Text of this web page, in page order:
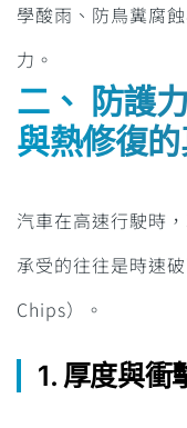
學酸雨、防鳥糞腐
力。
二、 防護
與熱修復的
汽車在高速行駛時
承受的往往是時速
Chips）。
1. 厚度與衝